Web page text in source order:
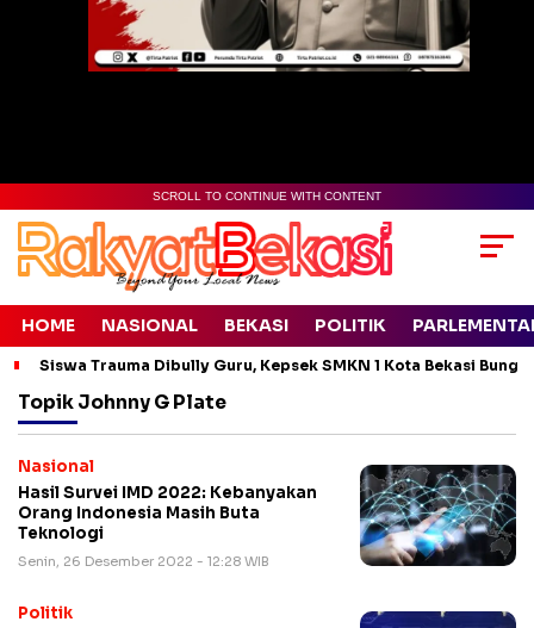
SCROLL TO CONTINUE WITH CONTENT
HOME NASIONAL BEKASI POLITIK
Siswa Trauma Dibully Guru, Kepsek SMKN 1 Kota Bekasi
Topik Johnny G Plate
Nasional
Hasil Survei IMD 2022: Kebanyakan
Orang Indonesia Masih Buta
Teknologi
Senin, 26 Desember 2022 - 12:28 WIB
Politik